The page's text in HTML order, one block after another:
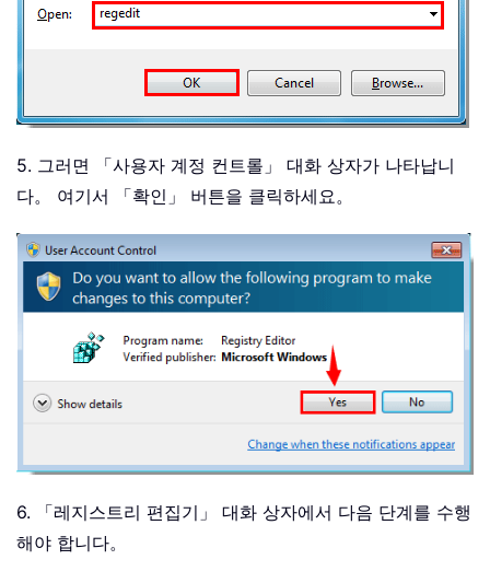
5. 그러면 「사용자 계정 컨트롤」 대화 상자가 나타납니
다。 여기서 「확인」 버튼을 클릭하세요。
6. 「레지스트리 편집기」 대화 상자에서 다음 단계를 수행
해야 합니다。